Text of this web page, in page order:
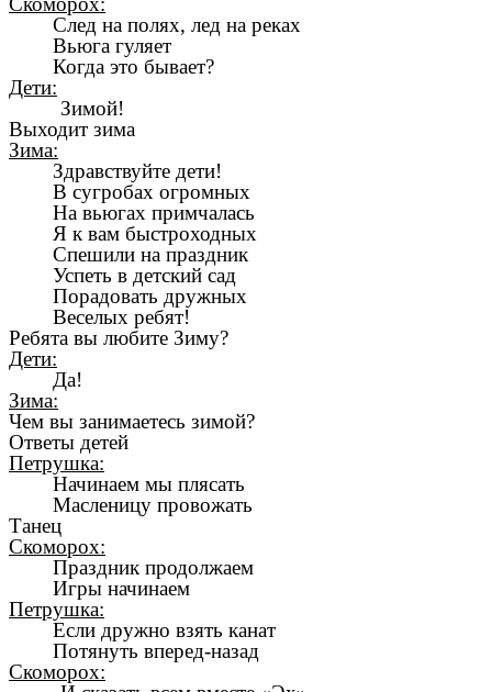
След на полях, лед на реках
Вьюга гуляет
Когда это бывает?
Дети:
Зимой!
Выходит зима
Зима:
Здравствуйте дети!
В сугробах огромных
На вьюгах примчалась
Я к вам быстроходных
Спешили на праздник
Успеть в детский сад
Порадовать дружных
Веселых ребят!
Ребята вы любите Зиму?
Дети:
Да!
Зима:
Чем вы занимаетесь зимой?
Ответы детей
Петрушка:
Начинаем мы плясать
Масленицу провожать
Танец
Скоморох:
Праздник продолжаем
Игры начинаем
Петрушка:
Если дружно взять канат
Потянуть вперед-назад
Скоморох: